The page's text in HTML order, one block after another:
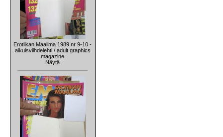
Erotiikan Maailma 1989 nr 9-10 -
aikuisviihdelehti / adult graphics
magazine
Näytä